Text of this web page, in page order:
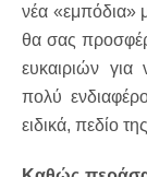
νέα «εμπόδια»
θα σας
ευκαιριών
πολύ
ειδικά, πεδίο